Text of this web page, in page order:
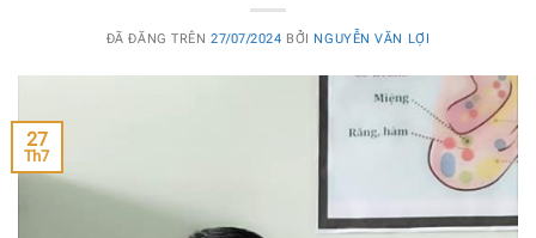
ĐÃ ĐĂNG TRÊN 27/07/2024 BỞI NGUYỄN VĂN LỢI
27
Th7